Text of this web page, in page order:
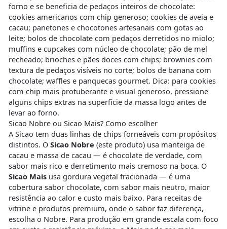
forno e se beneficia de pedaços inteiros de chocolate:
cookies americanos com chip generoso; cookies de aveia e
cacau; panetones e chocotones artesanais com gotas ao
leite; bolos de chocolate com pedaços derretidos no miolo;
muffins e cupcakes com núcleo de chocolate; pão de mel
recheado; brioches e pães doces com chips; brownies com
textura de pedaços visíveis no corte; bolos de banana com
chocolate; waffles e panquecas gourmet. Dica: para cookies
com chip mais protuberante e visual generoso, pressione
alguns chips extras na superfície da massa logo antes de
levar ao forno.
Sicao Nobre ou Sicao Mais? Como escolher
A Sicao tem duas linhas de chips forneáveis com propósitos
distintos. O Sicao Nobre (este produto) usa manteiga de
cacau e massa de cacau — é chocolate de verdade, com
sabor mais rico e derretimento mais cremoso na boca. O
Sicao Maisusa gordura vegetal fracionada — é uma
cobertura sabor chocolate, com sabor mais neutro, maior
resistência ao calor e custo mais baixo. Para receitas de
vitrine e produtos premium, onde o sabor faz diferença,
escolha o Nobre. Para produção em grande escala com foco